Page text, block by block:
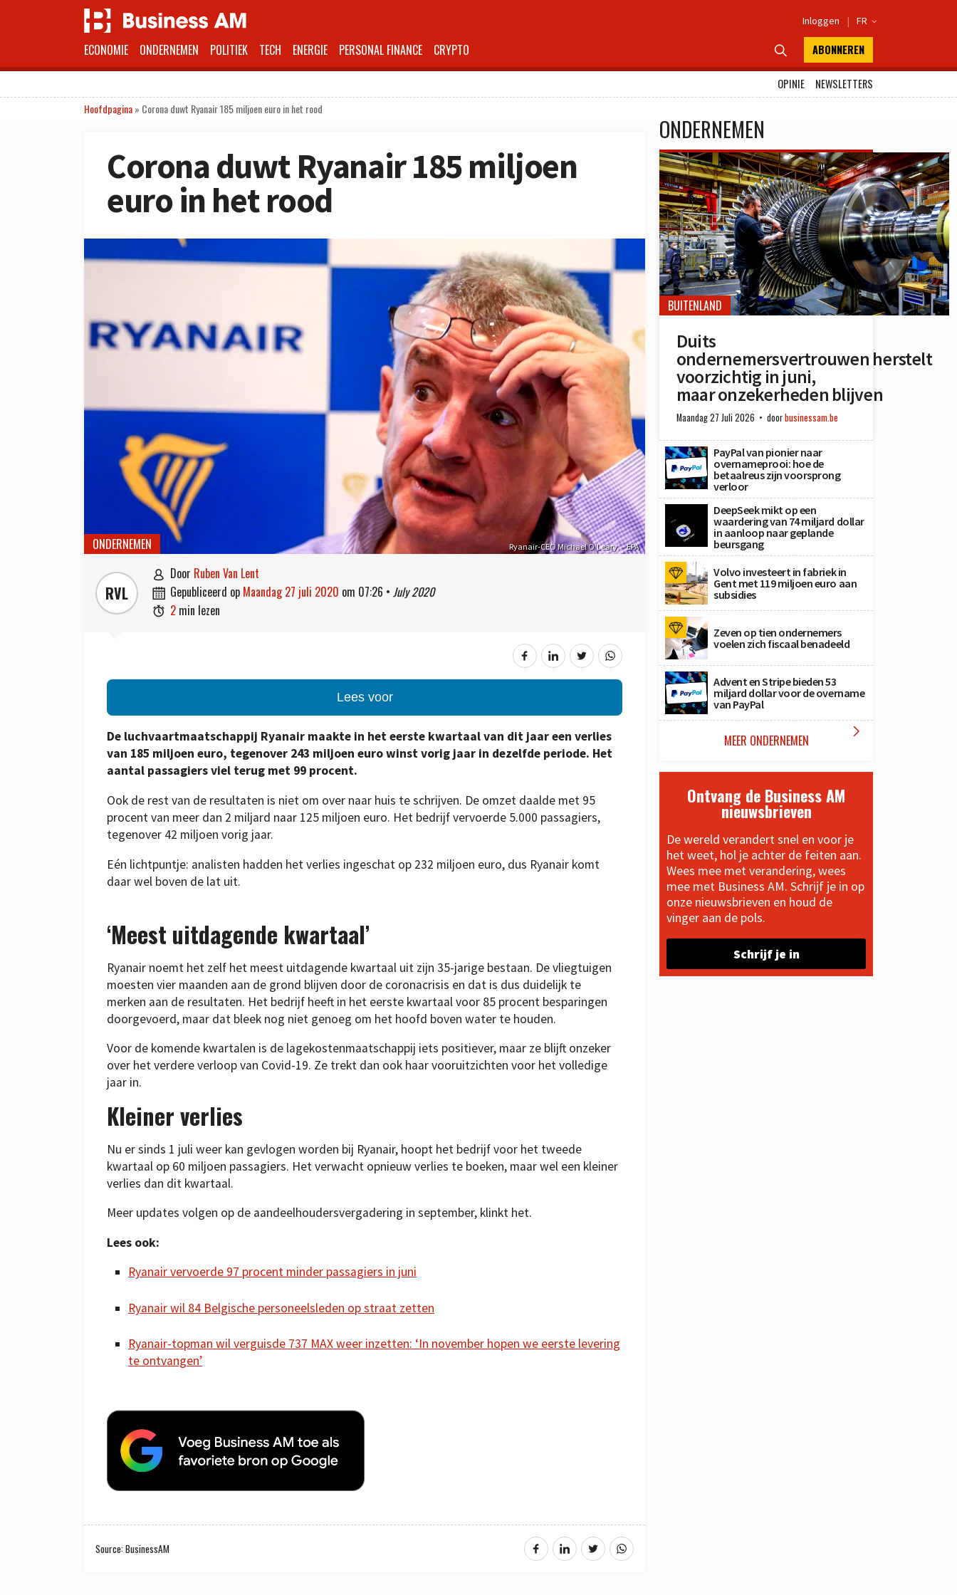
Inloggen | FR 
ECONOMIE ONDERNEMEN POLITIEK TECH ENERGIE PERSONAL FINANCE CRYPTO  ABONNEREN
OPINIE
NEWSLETTERS
Hoofdpagina» Corona duwt Ryanair 185 miljoen euro in het rood
Corona duwt Ryanair 185 miljoen
euro in het rood
Ryanair-CEO Michael O’Leary. – EPA
ONDERNEMEN
RVL
 door Ruben Van Lent
 gepubliceerd op maandag 27 juli 2020 om 07:26 • July 2020
 2 min lezen
Lees voor
De luchvaartmaatschappij Ryanair maakte in het eerste kwartaal van dit jaar een verlies
van 185 miljoen euro, tegenover 243 miljoen euro winst vorig jaar in dezelfde periode. Het
aantal passagiers viel terug met 99 procent.
Ook de rest van de resultaten is niet om over naar huis te schrijven. De omzet daalde met 95
procent van meer dan 2 miljard naar 125 miljoen euro. Het bedrijf vervoerde 5.000 passagiers,
tegenover 42 miljoen vorig jaar.
Eén lichtpuntje: analisten hadden het verlies ingeschat op 232 miljoen euro, dus Ryanair komt
daar wel boven de lat uit.
‘Meest uitdagende kwartaal’
Ryanair noemt het zelf het meest uitdagende kwartaal uit zijn 35-jarige bestaan. De vliegtuigen
moesten vier maanden aan de grond blijven door de coronacrisis en dat is dus duidelijk te
merken aan de resultaten. Het bedrijf heeft in het eerste kwartaal voor 85 procent besparingen
doorgevoerd, maar dat bleek nog niet genoeg om het hoofd boven water te houden.
Voor de komende kwartalen is de lagekostenmaatschappij iets positiever, maar ze blijft onzeker
over het verdere verloop van Covid-19. Ze trekt dan ook haar vooruitzichten voor het volledige
jaar in.
Kleiner verlies
Nu er sinds 1 juli weer kan gevlogen worden bij Ryanair, hoopt het bedrijf voor het tweede
kwartaal op 60 miljoen passagiers. Het verwacht opnieuw verlies te boeken, maar wel een kleiner
verlies dan dit kwartaal.
Meer updates volgen op de aandeelhoudersvergadering in september, klinkt het.
Lees ook:
Ryanair vervoerde 97 procent minder passagiers in juni
Ryanair wil 84 Belgische personeelsleden op straat zetten
Ryanair-topman wil verguisde 737 MAX weer inzetten: ‘In november hopen we eerste levering
te ontvangen’
Source: BusinessAM
ONDERNEMEN
BUITENLAND
Duits
ondernemersvertrouwen herstelt
voorzichtig in juni,
maar onzekerheden blijven
Maandag 27 Juli 2026 doorbusinessam.be
PayPal van pionier naar
overnameprooi: hoe de
betaalreus zijn voorsprong
verloor
DeepSeek mikt op een
waardering van 74 miljard dollar
in aanloop naar geplande
beursgang
Volvo investeert in fabriek in
Gent met 119 miljoen euro aan
subsidies
Zeven op tien ondernemers
voelen zich fiscaal benadeeld
Advent en Stripe bieden 53
miljard dollar voor de overname
van PayPal
MEER ONDERNEMEN 
Ontvang de Business AM
nieuwsbrieven
De wereld verandert snel en voor je
het weet, hol je achter de feiten aan.
Wees mee met verandering, wees
mee met Business AM. Schrijf je in op
onze nieuwsbrieven en houd de
vinger aan de pols.
Schrijf je in